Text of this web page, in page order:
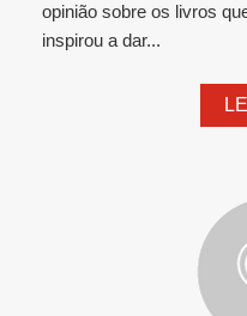
opinião sobre os livros
inspirou a dar...